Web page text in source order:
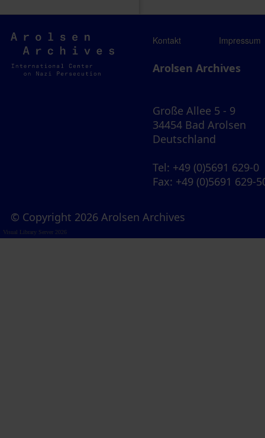
Arolsen
Archives
Kontakt Impressum
Arolsen Archives
Große Allee 5 - 9
34454 Bad Arolsen
Deutschland
Tel: +49 (0)5691 629-0
Fax: +49 (0)5691 629-
© Copyright 2026 Arolsen Archives
Visual Library Server 2026